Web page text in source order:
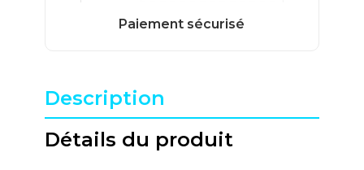
Description
Détails du produit